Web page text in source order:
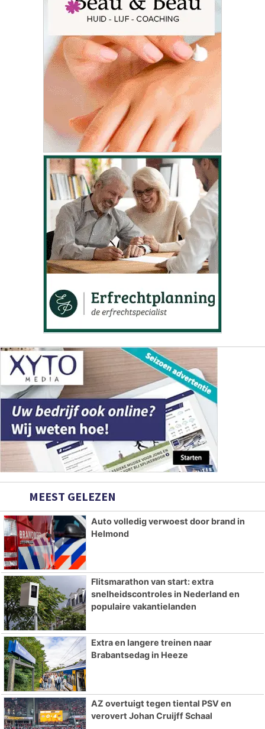
MEEST GELEZEN
Auto volledig verwoest door brand in
Helmond
Flitsmarathon van start: extra
snelheidscontroles in Nederland en
populaire vakantielanden
Extra en langere treinen naar
Brabantsedag in Heeze
AZ overtuigt tegen tiental PSV en
verovert Johan Cruijff Schaal